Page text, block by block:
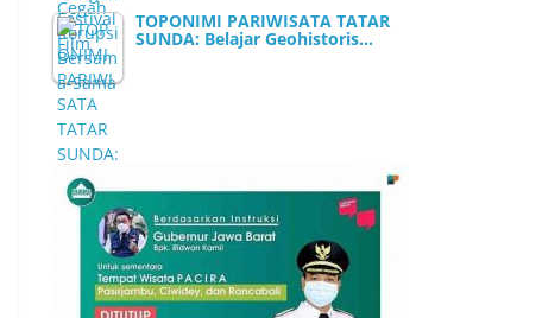
TOPONIMI PARIWISATA TATAR
SUNDA: Belajar Geohistoris…